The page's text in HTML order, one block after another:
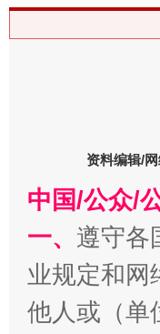
资料编辑/
中国/公众/
一、 遵守各
业规定和网
他人或（单